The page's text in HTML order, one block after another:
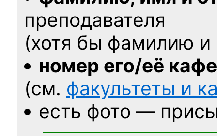
преподавателя
(хотя бы фамилию
номер его/её
(см. факультеты и
есть фото —